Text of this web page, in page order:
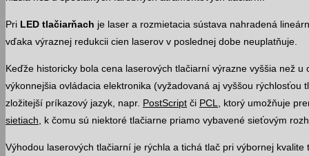
Pri LED tlačiarňach je laser a rozmietacia sústava nahradená
vďaka výraznej redukcii cien laserov v poslednej dobe neuplatňuje.
Keďže historicky bola cena laserových tlačiarní výrazne vyššia než
výkonnejšia ovládacia elektronika (vyžadovaná aj vyššou
zložitejší príkazový jazyk, napr. PostScript či PCL
, ktorý umožňuje
sietiach , k čomu sú niektoré tlačiarne priamo vybavené sieťovým
Výhodou laserových tlačiarní je rýchla a tichá tlač pri výbornej kvalite